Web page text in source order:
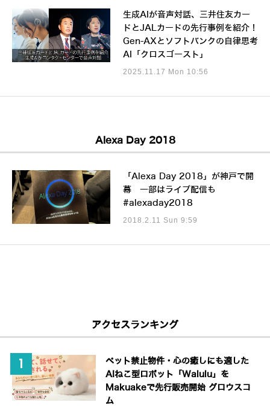
生成AIが音声対話、三井住友カー
ドとJALカードの先行事例を紹介！
Gen-AXとソフトバンクの自律思考
AI「クロスゴースト」
2025.11.17 Mon 10:56
Alexa Day 2018
「Alexa Day 2018」が神戸で開
幕 一部はライブ配信も
#alexaday2018
2018.2.11 Sun 9:59
アクセスランキング
ペット禁止物件・心の癒しにも適した
AIねこ型ロボット「Walulu」を
Makuakeで先行販売開始 グロウスコ
ム